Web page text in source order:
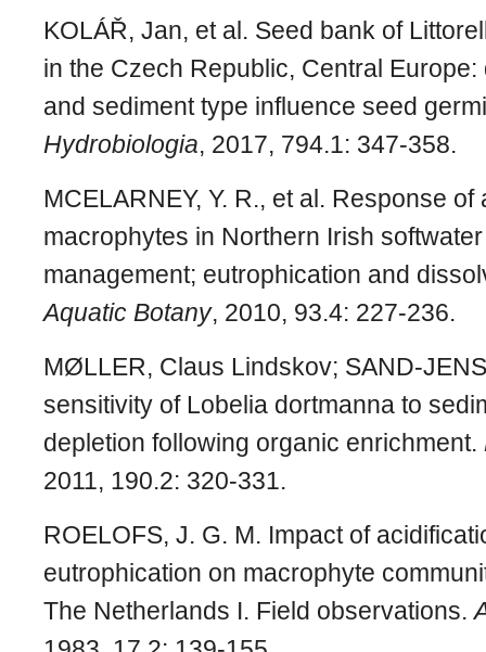
KOLÁŘ, Jan, et al. Seed bank of
in the Czech Republic, Central
and sediment type influence seed
Hydrobiologia, 2017, 794.1: 347-358.
MCELARNEY, Y. R., et al. Response of
macrophytes in Northern Irish
management; eutrophication and
Aquatic Botany, 2010, 93.4: 227-236.
MØLLER, Claus Lindskov; SAND‐
sensitivity of Lobelia dortmanna to
depletion following organic enrichment.
2011, 190.2: 320-331.
ROELOFS, J. G. M. Impact of
eutrophication on macrophyte
The Netherlands I. Field observations.